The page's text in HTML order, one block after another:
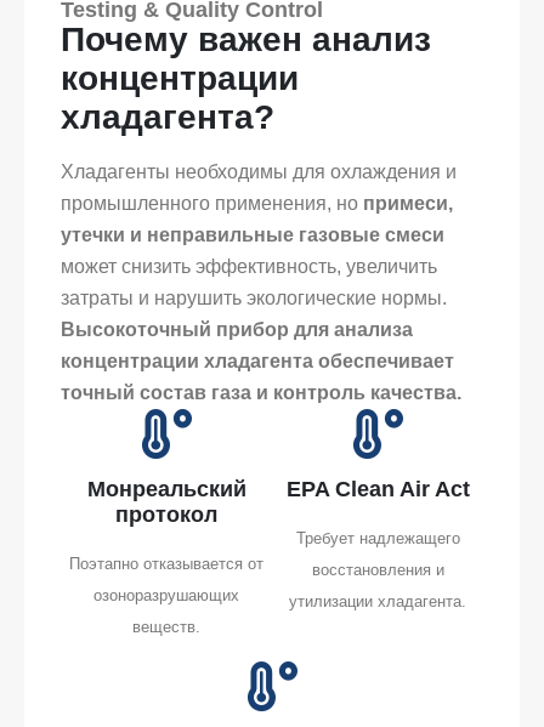
Testing & Quality Control
Почему важен анализ
концентрации
хладагента?
Хладагенты необходимы для охлаждения и
промышленного применения, но примеси,
утечки и неправильные газовые смеси
может снизить эффективность, увеличить
затраты и нарушить экологические нормы.
Высокоточный прибор для анализа
концентрации хладагента обеспечивает
точный состав газа и контроль качества.
Монреальский
протокол
Поэтапно отказывается от
озоноразрушающих
веществ.
EPA Clean Air Act
Требует надлежащего
восстановления и
утилизации хладагента.